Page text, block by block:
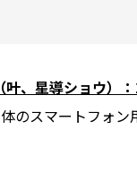
、星導ショウ）
のスマートフォ